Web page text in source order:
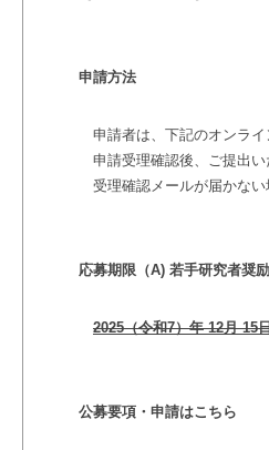
申請方法
申請者は、下記のオンライ
申請受理確認後、ご提出い
受理確認メールが届かない
応募期限（A) 若手研究者奨
2025（令和7）年12月 15
公募要項・申請はこちら